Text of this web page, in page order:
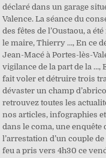
déclaré dans un garage
Valence. La séance du
des fêtes de l’Oustaou, a
le maire, Thierry …, En ce
Jean-Macé à Portes-lès-
vigilance de la part de la …,
fait voler et détruire trois
dévaster un champ
retrouvez toutes les
nos articles, infographies
dans le coma, une
l’arrestation d’un couple
feu a pris vers 4h30 ce